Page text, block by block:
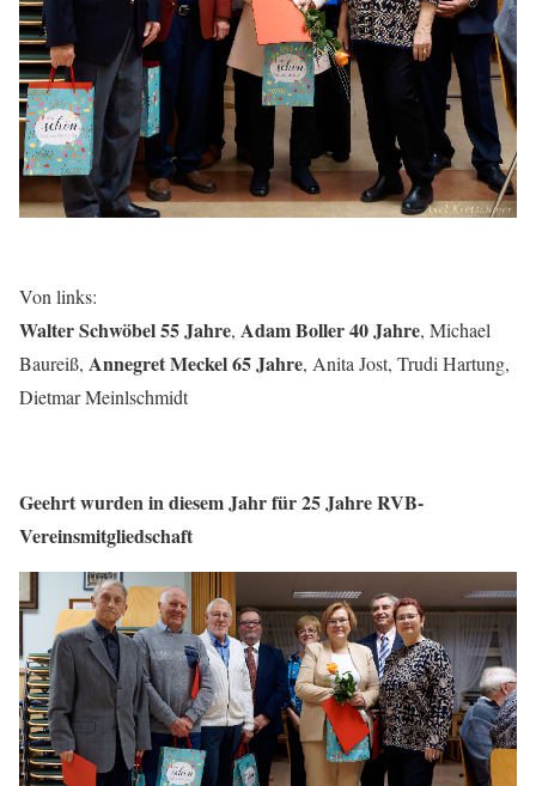
Von links:
Walter Schwöbel 55 Jahre, Adam Boller 40 Jahre, Michael
Baureiß, Annegret Meckel 65 Jahre, Anita Jost, Trudi Hartung,
Dietmar Meinlschmidt
Geehrt wurden in diesem Jahr für 25 Jahre RVB-
Vereinsmitgliedschaft